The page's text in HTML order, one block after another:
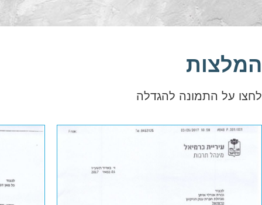
המלצות
לחצו על התמונה להגדלה